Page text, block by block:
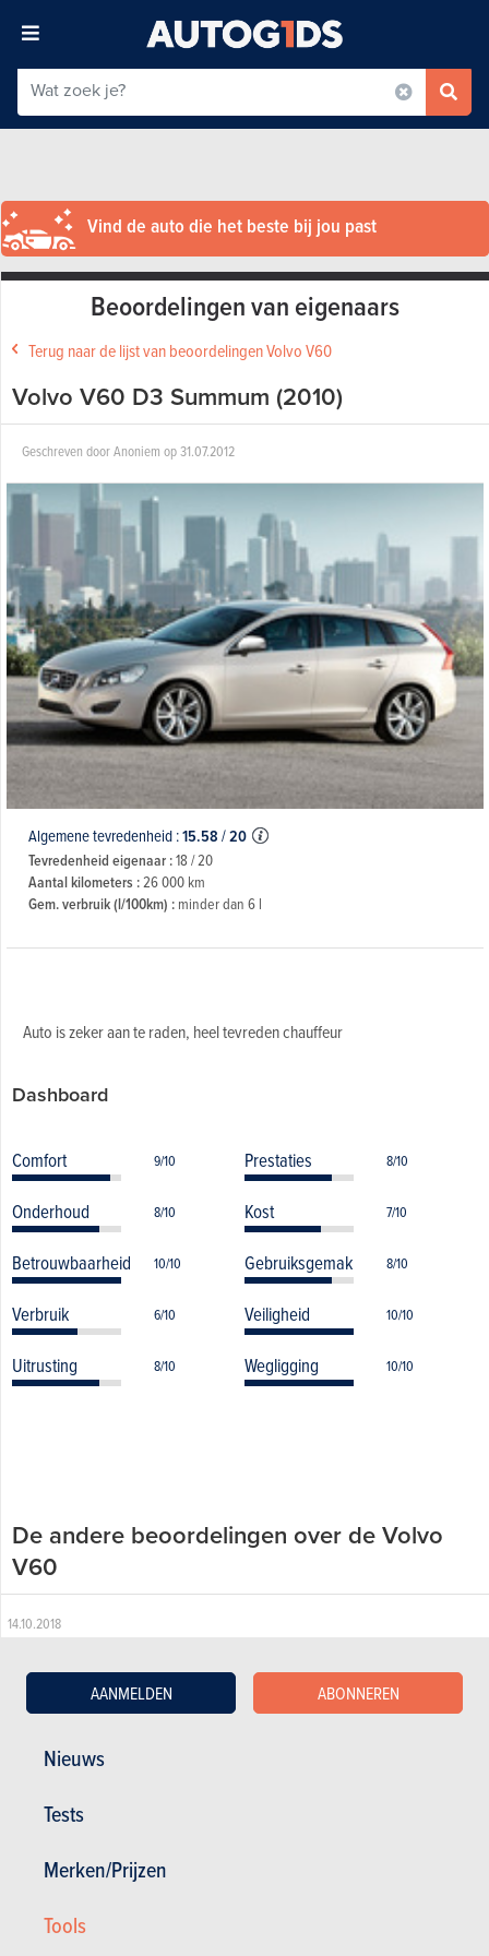
Nieuws
Tests
Merken/Prijzen
Tools
AANMELDEN ABONNEREN
Vind de auto die het beste bij jou past
Beoordelingen van eigenaars
Terug naar de lijst van beoordelingen Volvo V60
Volvo V60 D3 Summum (2010)
Geschreven doorAnoniem op31.07.2012
Algemene tevredenheid :15.58/20
Tevredenheid eigenaar :18 / 20
Aantal kilometers :26 000 km
Gem. verbruik (l/100km) :minder dan 6 l
Auto is zeker aan te raden, heel tevreden chauffeur
Dashboard
Comfort 9/10 Prestaties 8/10
Onderhoud 8/10 Kost 7/10
Betrouwbaarheid 10/10 Gebruiksgemak 8/10
Verbruik 6/10 Veiligheid 10/10
Uitrusting 8/10 Wegligging 10/10
De andere beoordelingen over de Volvo
V60
14.10.2018